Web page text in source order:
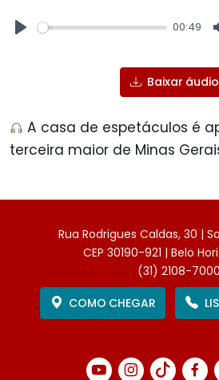
00:49
Baixar áudio
A casa de espetáculos é
terceira maior de Minas
Rua Rodrigues Caldas, 30 |
CEP 30190-921 | Belo
(31) 2108-7000
COMO CHEGAR